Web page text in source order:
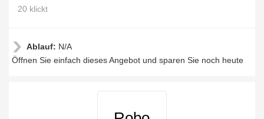
20 klickt
Ablauf: N/A
Öffnen Sie einfach dieses Angebot und sparen Sie noch heute